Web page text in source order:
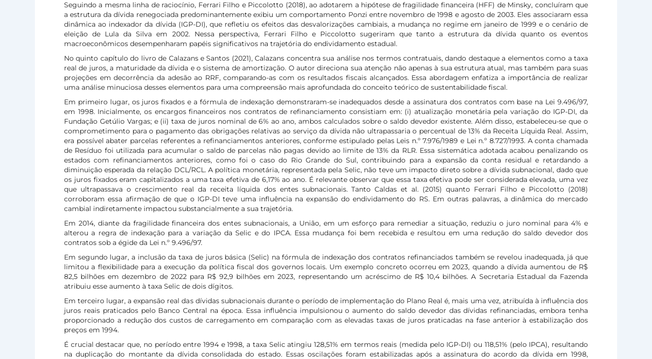
Seguindo a mesma linha de raciocínio, Ferrari Filho e Piccolotto (2018), ao adotarem a hipótese de fragilidade financeira (HFF) de Minsky, concluíram que
a estrutura da dívida renegociada predominantemente exibiu um comportamento Ponzi entre novembro de 1998 e agosto de 2003. Eles associaram essa
dinâmica ao indexador da dívida (IGP-DI), que refletiu os efeitos das desvalorizações cambiais, a mudança no regime em janeiro de 1999 e o cenário de
eleição de Lula da Silva em 2002. Nessa perspectiva, Ferrari Filho e Piccolotto sugeriram que tanto a estrutura da dívida quanto os eventos
macroeconômicos desempenharam papéis significativos na trajetória do endividamento estadual.
No quinto capítulo do livro de Calazans e Santos (2021), Calazans concentra sua análise nos termos contratuais, dando destaque a elementos como a taxa
real de juros, a maturidade da dívida e o sistema de amortização. O autor direciona sua atenção não apenas à sua estrutura atual, mas também para suas
projeções em decorrência da adesão ao RRF, comparando-as com os resultados fiscais alcançados. Essa abordagem enfatiza a importância de realizar
uma análise minuciosa desses elementos para uma compreensão mais aprofundada do conceito teórico de sustentabilidade fiscal.
Em primeiro lugar, os juros fixados e a fórmula de indexação demonstraram-se inadequados desde a assinatura dos contratos com base na Lei 9.496/97,
em 1998. Inicialmente, os encargos financeiros nos contratos de refinanciamento consistiam em: (i) atualização monetária pela variação do IGP-DI, da
Fundação Getúlio Vargas; e (ii) taxa de juros nominal de 6% ao ano, ambos calculados sobre o saldo devedor existente. Além disso, estabeleceu-se que o
comprometimento para o pagamento das obrigações relativas ao serviço da dívida não ultrapassaria o percentual de 13% da Receita Líquida Real. Assim,
era possível abater parcelas referentes a refinanciamentos anteriores, conforme estipulado pelas Leis n.º 7.976/1989 e Lei n.º 8.727/1993. A conta chamada
de Resíduo foi utilizada para acumular o saldo de parcelas não pagas devido ao limite de 13% da RLR. Essa sistemática adotada acabou penalizando os
estados com refinanciamentos anteriores, como foi o caso do Rio Grande do Sul, contribuindo para a expansão da conta residual e retardando a
diminuição esperada da relação DCL/RCL. A política monetária, representada pela Selic, não teve um impacto direto sobre a dívida subnacional, dado que
os juros fixados eram capitalizados a uma taxa efetiva de 6,17% ao ano. É relevante observar que essa taxa efetiva pode ser considerada elevada, uma vez
que ultrapassava o crescimento real da receita líquida dos entes subnacionais. Tanto Caldas et al. (2015) quanto Ferrari Filho e Piccolotto (2018)
corroboram essa afirmação de que o IGP-DI teve uma influência na expansão do endividamento do RS. Em outras palavras, a dinâmica do mercado
cambial indiretamente impactou substancialmente a sua trajetória.
Em 2014, diante da fragilidade financeira dos entes subnacionais, a União, em um esforço para remediar a situação, reduziu o juro nominal para 4% e
alterou a regra de indexação para a variação da Selic e do IPCA. Essa mudança foi bem recebida e resultou em uma redução do saldo devedor dos
contratos sob a égide da Lei n.º 9.496/97.
Em segundo lugar, a inclusão da taxa de juros básica (Selic) na fórmula de indexação dos contratos refinanciados também se revelou inadequada, já que
limitou a flexibilidade para a execução da política fiscal dos governos locais. Um exemplo concreto ocorreu em 2023, quando a dívida aumentou de R$
82,5 bilhões em dezembro de 2022 para R$ 92,9 bilhões em 2023, representando um acréscimo de R$ 10,4 bilhões. A Secretaria Estadual da Fazenda
atribuiu esse aumento à taxa Selic de dois dígitos.
Em terceiro lugar, a expansão real das dívidas subnacionais durante o período de implementação do Plano Real é, mais uma vez, atribuída à influência dos
juros reais praticados pelo Banco Central na época. Essa influência impulsionou o aumento do saldo devedor das dívidas refinanciadas, embora tenha
proporcionado a redução dos custos de carregamento em comparação com as elevadas taxas de juros praticadas na fase anterior à estabilização dos
preços em 1994.
É crucial destacar que, no período entre 1994 e 1998, a taxa Selic atingiu 128,51% em termos reais (medida pelo IGP-DI) ou 118,51% (pelo IPCA), resultando
na duplicação do montante da dívida consolidada do estado. Essas oscilações foram estabilizadas após a assinatura do acordo da dívida em 1998,